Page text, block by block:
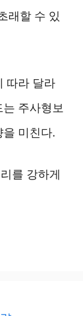
래할 수 있
따라 달라
주사형보
미친다.
를 강하게